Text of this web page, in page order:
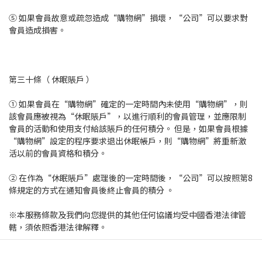
⑤ 如果會員故意或疏忽造成“購物網”損壞，“公司”可以要求對
會員造成損害。
第三十條（ 休眠賬戶 ）
① 如果會員在“購物網”確定的一定時間內未使用“購物網”，則
該會員應被視為“休眠賬戶”，以進行順利的會員管理，並應限制
會員的活動和使用支付給該賬戶的任何積分。 但是，如果會員根據
“購物網”設定的程序要求退出休眠帳戶，則“購物網”將重新激
活以前的會員資格和積分。
② 在作為“休眠賬戶”處理後的一定時間後，“公司”可以按照第8
條規定的方式在通知會員後終止會員的積分 。
※本服務條款及我們向您提供的其他任何協議均受中國香港法律管
轄，須依照香港法律解釋。